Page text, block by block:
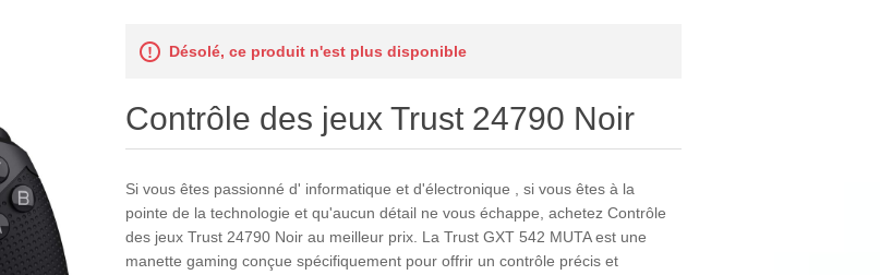
Désolé, ce produit n'est plus disponible
Contrôle des jeux Trust 24790 Noir
Si vous êtes passionné d' informatique et d'électronique , si vous êtes à la
pointe de la technologie et qu'aucun détail ne vous échappe, achetez Contrôle
des jeux Trust 24790 Noir au meilleur prix. La Trust GXT 542 MUTA est une
manette gaming conçue spécifiquement pour offrir un contrôle précis et